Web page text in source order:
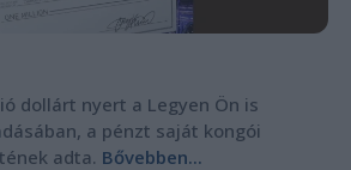
dollárt nyert a Legyen Ön is
a pénzt saját kongói
adta. Bővebben...